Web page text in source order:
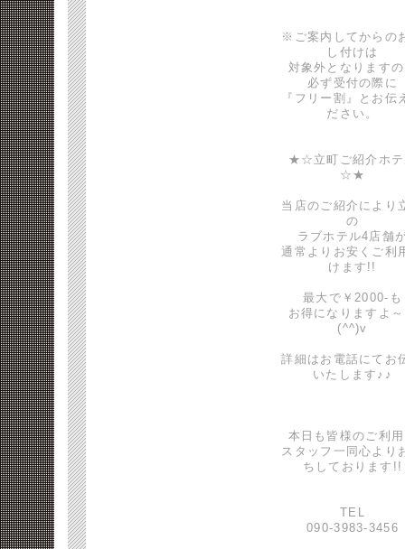
※ご案内してからの
し付けは
対象外となります
必ず受付の際に
『フリー割』とお伝
ださい。
★☆立町ご紹介ホ
☆★
当店のご紹介により
の
ラブホテル4店舗
通常よりお安くご利
けます!!
最大で￥2000-も
お得になりますよ
(^^)v
詳細はお電話にてお
いたします♪♪
本日も皆様のご利
スタッフ一同心より
ちしております!!
TEL
090-3983-3456